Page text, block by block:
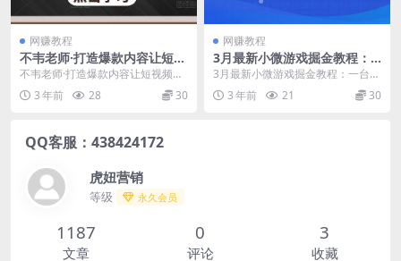
网赚教程
不韦老师·打造爆款内容让短视
频快速变现，抖音短视频IP打
造及直播课变现
不韦老师·打造爆款内容让短视频快
速变现，抖音短视频IP打造及直播
课变现（无冒泡水...
3 年前 28 30
网赚教程
3月最新小微游戏掘金教程：
一台手机日收益50-200，单人
可操作5-10台手机
3月最新小微游戏掘金教程：一台手
机日收益50-200，单人可操作5-10
台手机 ...
3 年前 21 30
QQ客服：438424172
虎妞营销
等级 永久会员
1187
文章
0
评论
3
收藏